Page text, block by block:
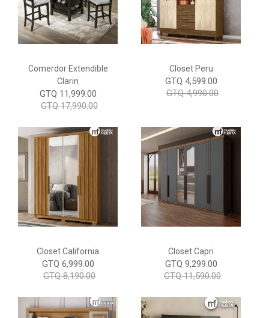
Comerdor Extendible
Clarin
GTQ 11,999.00
GTQ 17,990.00
Closet Peru
GTQ 4,599.00
GTQ 4,990.00
Closet California
GTQ 6,999.00
GTQ 8,190.00
Closet Capri
GTQ 9,299.00
GTQ 11,590.00